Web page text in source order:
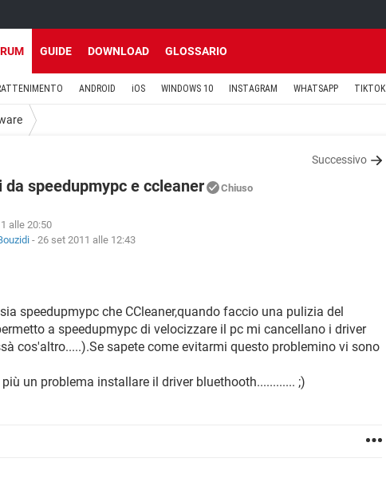
GUIDE DOWNLOAD GLOSSARIO
ANDROID iOS WINDOWS 10 INSTAGRAM WHATSAPP TIKTOK
Successivo
speedupmypc e ccleaner Chiuso
alle 20:50
- 26 set 2011 alle 12:43
speedupmypc che CCleaner,quando faccio una pulizia del
a speedupmypc di velocizzare il pc mi cancellano i driver
cos'altro.....).Se sapete come evitarmi questo problemino vi sono
un problema installare il driver bluethooth............ ;)